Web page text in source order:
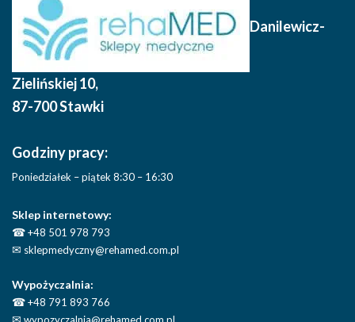
Danilewicz-
Zielińskiej 10,
87-700 Stawki
Godziny pracy:
Poniedziałek – piątek 8:30 – 16:30
Sklep internetowy:
☎+48 501 978 793
✉ sklepmedyczny@rehamed.com.pl
Wypożyczalnia:
☎+48 791 893 766
✉ wypozyczalnia@rehamed.com.pl